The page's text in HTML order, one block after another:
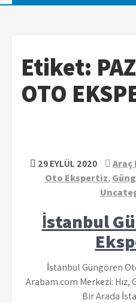
Etiket:
OTO
29 EYLÜL 2020 Araç
Oto Ekspertiz,
İstanbul
İstanbul Güngören
Arabam.com Merkezi: Hız,
Bir Arada